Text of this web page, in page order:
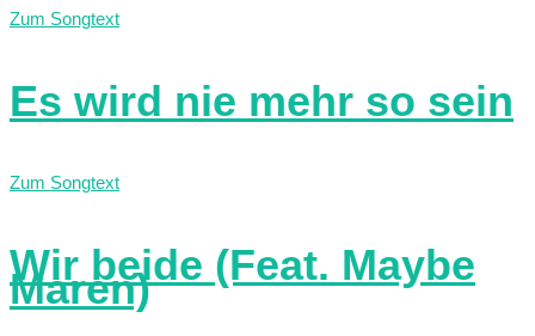
Zum Songtext
Es wird nie mehr so sein
Zum Songtext
Wir beide (Feat. Maybe
Maren)